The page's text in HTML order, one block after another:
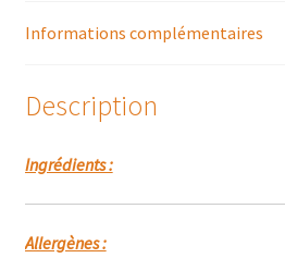
Informations complémentaires
Description
Ingrédients :
Allergènes :